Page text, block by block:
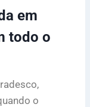
em
todo o
o